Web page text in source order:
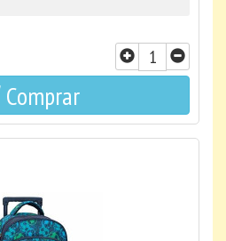
Comprar